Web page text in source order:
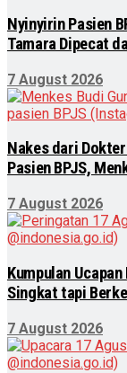
Nyinyirin Pasien
Tamara Dipecat
7 August 2026
Nakes dari
Pasien BPJS,
7 August 2026
Kumpulan
Singkat tapi
7 August 2026